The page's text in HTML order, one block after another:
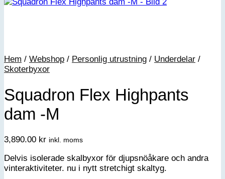
Hem / Webshop / Personlig utrustning / Underdelar /
Skoterbyxor
Squadron Flex Highpants
dam -M
3,890.00 kr inkl. moms
Delvis isolerade skalbyxor för djupsnöåkare och andra
vinteraktiviteter. nu i nytt stretchigt skaltyg.